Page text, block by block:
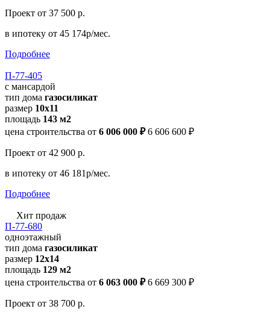
Проект от 37 500 р.
в ипотеку от 45 174р/мес.
Подробнее
П-77-405
с мансардой
тип дома газосиликат
размер 10х11
площадь 143 м2
цена строительства от 6 006 000 ₽ 6 606 600 ₽
Проект от 42 900 р.
в ипотеку от 46 181р/мес.
Подробнее
Хит продаж
П-77-680
одноэтажный
тип дома газосиликат
размер 12x14
площадь 129 м2
цена строительства от 6 063 000 ₽ 6 669 300 ₽
Проект от 38 700 р.